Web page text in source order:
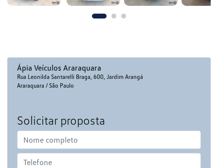
Ápia Veículos Araraquara
Rua Leonilda Santarelli Braga, 600, Jardim Arangá
Araraquara / São Paulo
Solicitar proposta